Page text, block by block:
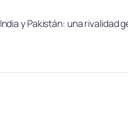
India y Pakistán: una rivalidad